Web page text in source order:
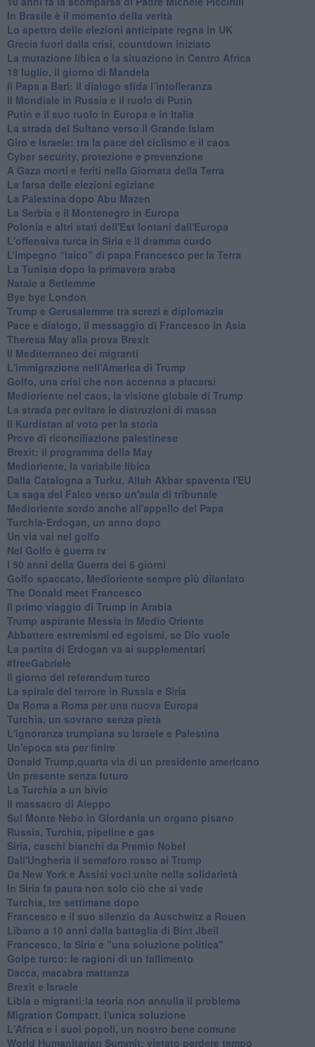
In Brasile è il momento della verità
Lo spettro delle elezioni anticipate regna in UK
Grecia fuori dalla crisi, countdown iniziato
La mutazione libica e la situazione in Centro Africa
18 luglio, il giorno di Mandela
Il Papa a Bari: il dialogo sfida l’intolleranza
Il Mondiale in Russia e il ruolo di Putin
Putin e il suo ruolo in Europa e in Italia
La strada del Sultano verso il Grande Islam
Giro e Israele: tra la pace del ciclismo e il caos
Cyber security, protezione e prevenzione
A Gaza morti e feriti nella Giornata della Terra
La farsa delle elezioni egiziane
La Palestina dopo Abu Mazen
La Serbia e il Montenegro in Europa
Polonia e altri stati dell'Est lontani dall'Europa
L'offensiva turca in Siria e il dramma curdo
L’impegno “laico” di papa Francesco per la Terra
La Tunisia dopo la primavera araba
Natale a Betlemme
Bye bye London
Trump e Gerusalemme tra screzi e diplomazia
Pace e dialogo, il messaggio di Francesco in Asia
Theresa May alla prova Brexit
Il Mediterraneo dei migranti
L'immigrazione nell'America di Trump
Golfo, una crisi che non accenna a placarsi
Medioriente nel caos, la visione globale di Trump
La strada per evitare le distruzioni di massa
Il Kurdistan al voto per la storia
Prove di riconciliazione palestinese
Brexit: il programma della May
Medioriente, la variabile libica
Dalla Catalogna a Turku, Allah Akbar spaventa l'EU
La saga del Falco verso un'aula di tribunale
Medioriente sordo anche all'appello del Papa
Turchia-Erdogan, un anno dopo
Un via vai nel golfo
Nel Golfo è guerra tv
I 50 anni della Guerra dei 6 giorni
Golfo spaccato, Medioriente sempre più dilaniato
The Donald meet Francesco
Il primo viaggio di Trump in Arabia
Trump aspirante Messia in Medio Oriente
Abbattere estremismi ed egoismi, se Dio vuole
La partita di Erdogan va ai supplementari
#freeGabriele
Il giorno del referendum turco
La spirale del terrore in Russia e Siria
Da Roma a Roma per una nuova Europa
Turchia, un sovrano senza pietà
L'ignoranza trumpiana su Israele e Palestina
Un'epoca sta per finire
Donald Trump,quarta via di un presidente americano
Un presente senza futuro
La Turchia a un bivio
Il massacro di Aleppo
Sul Monte Nebo in Giordania un organo pisano
Russia, Turchia, pipeline e gas
Siria, caschi bianchi da Premio Nobel
Dall'Ungheria il semaforo rosso ai Trump
Da New York e Assisi voci unite nella solidarietà
In Siria fa paura non solo ciò che si vede
Turchia, tre settimane dopo
Francesco e il suo silenzio da Auschwitz a Rouen
Libano a 10 anni dalla battaglia di Bint Jbeil
Francesco, la Siria e "una soluzione politica"
Golpe turco: le ragioni di un fallimento
Dacca, macabra mattanza
Brexit e Israele
Libia e migranti:la teoria non annulla il problema
Migration Compact, l'unica soluzione
L'Africa e i suoi popoli, un nostro bene comune
World Humanitarian Summit: vietato perdere tempo